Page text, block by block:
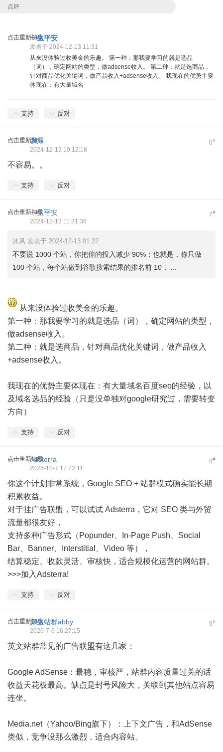
点评
点击重新加载一生平安
发表于 2024-12-13 11:31
从来没体验过收美金的乐趣。 第一种：那我要学习的就是选品
（词），确定网站的类型，做adsense收入。 第二种：就是选商品，
针对商品优化关键词，做产品收入+adsense收入。 我现在的优势主要
体现在：有大量域名
支持 反对
点击重新加载 6#
飘浮
2024-12-13 10:12:18
不容易。。
支持 反对
点击重新加载 7#
一生平安
2024-12-13 11:31:36
沐风 发表于 2024-12-13 01:22
不要说 1000 个站，你把你的投入减少 90%；也就是，你只做
100 个站，每个站做到谷歌搜索结果的排名前 10， ...
从来没体验过收美金的乐趣。
第一种：那我要学习的就是选品（词），确定网站的类型，
做adsense收入。
第二种：就是选商品，针对商品优化关键词，做产品收入
+adsense收入。
我现在的优势主要体现在：有大量域名百度seo的经验，以
及域名选品的经验（只是没单独对google研究过，需要转变
方向）
支持 反对
点击重新加载 8#
Adsterra
2025-10-7 17:22:11
你这个计划非常系统，Google SEO + 站群模式确实能长期
积累收益。
对于挂广告联盟，可以试试 Adsterra，它对 SEO 类与外贸
流量都很友好，
支持多种广告形式（Popunder、In-Page Push、Social
Bar、Banner、Interstitial、Video 等），
结算稳定、收款灵活、审核快，适合规模化运营的网站群。
>>>加入Adsterra!
支持 反对
点击重新加载 9#
原生站群abby
2026-7-6 16:27:15
英文站群常见的广告联盟有这几家：
Google AdSense：最稳，审核严，站群内容质量过关的话
收益天花板最高。缺点是封号风险大，关联到其他站点容易
连坐。
Media.net（Yahoo/Bing旗下）：上下文广告，和AdSense
类似，竞争没那么激烈，适合内容站。